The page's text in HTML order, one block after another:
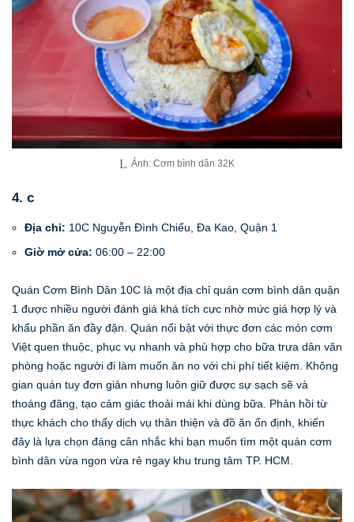
Ảnh: Cơm bình dân 32K
4. c
Địa chỉ: 10C Nguyễn Đình Chiểu, Đa Kao, Quận 1
Giờ mở cửa: 06:00 – 22:00
Quán Cơm Bình Dân 10C là một địa chỉ quán cơm bình dân quận
1 được nhiều người đánh giá khá tích cực nhờ mức giá hợp lý và
khẩu phần ăn đầy đặn. Quán nổi bật với thực đơn các món cơm
Việt quen thuộc, phục vụ nhanh và phù hợp cho bữa trưa dân văn
phòng hoặc người đi làm muốn ăn no với chi phí tiết kiệm. Không
gian quán tuy đơn giản nhưng luôn giữ được sự sạch sẽ và
thoáng đãng, tạo cảm giác thoải mái khi dùng bữa. Phản hồi từ
thực khách cho thấy dịch vụ thân thiện và đồ ăn ổn định, khiến
đây là lựa chọn đáng cân nhắc khi bạn muốn tìm một quán cơm
bình dân vừa ngon vừa rẻ ngay khu trung tâm TP. HCM.